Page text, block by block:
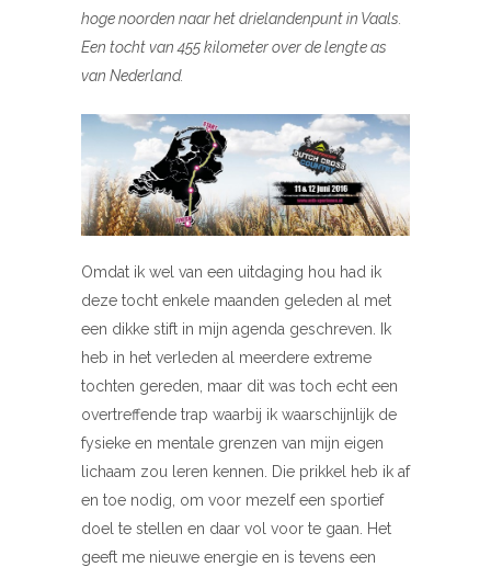
hoge noorden naar het drielandenpunt in Vaals.
Een tocht van 455 kilometer over de lengte as
van Nederland.
Omdat ik wel van een uitdaging hou had ik
deze tocht enkele maanden geleden al met
een dikke stift in mijn agenda geschreven. Ik
heb in het verleden al meerdere extreme
tochten gereden, maar dit was toch echt een
overtreffende trap waarbij ik waarschijnlijk de
fysieke en mentale grenzen van mijn eigen
lichaam zou leren kennen. Die prikkel heb ik af
en toe nodig, om voor mezelf een sportief
doel te stellen en daar vol voor te gaan. Het
geeft me nieuwe energie en is tevens een